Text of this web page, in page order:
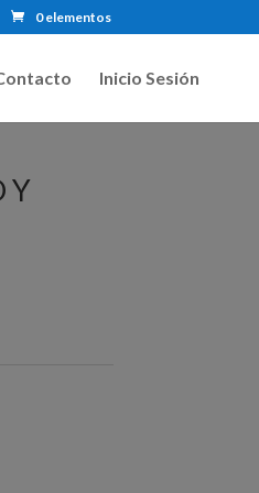
0 elementos
Inicio Sesión
Y